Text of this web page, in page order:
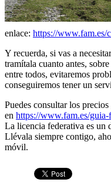
enlace: https://www.fam.es/
Y recuerda, si vas a
tramítala cuanto antes,
entre todos, evitaremos
conseguiremos tener un
Puedes consultar los
en https://www.fam.es/guia-
La licencia federativa es un
Llévala siempre contigo,
móvil.